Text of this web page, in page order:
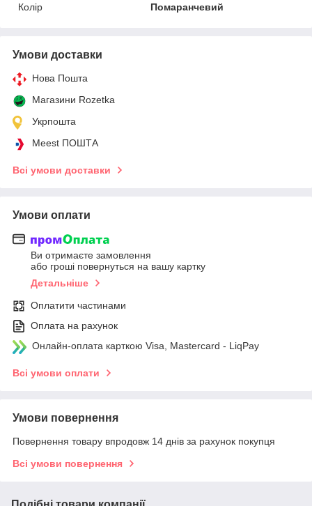
Колір
Помаранчевий
Умови доставки
Нова Пошта
Магазини Rozetka
Укрпошта
Meest ПОШТА
Всі умови доставки
Умови оплати
Ви отримаєте замовлення
або гроші повернуться на вашу картку
Детальніше
Оплатити частинами
Оплата на рахунок
Онлайн-оплата карткою Visa, Mastercard - LiqPay
Всі умови оплати
Умови повернення
Повернення товару впродовж 14 днів за рахунок покупця
Всі умови повернення